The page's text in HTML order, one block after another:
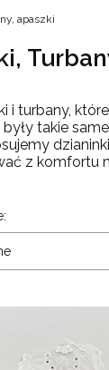
apaszki
i turbany,
takie
z komfortu